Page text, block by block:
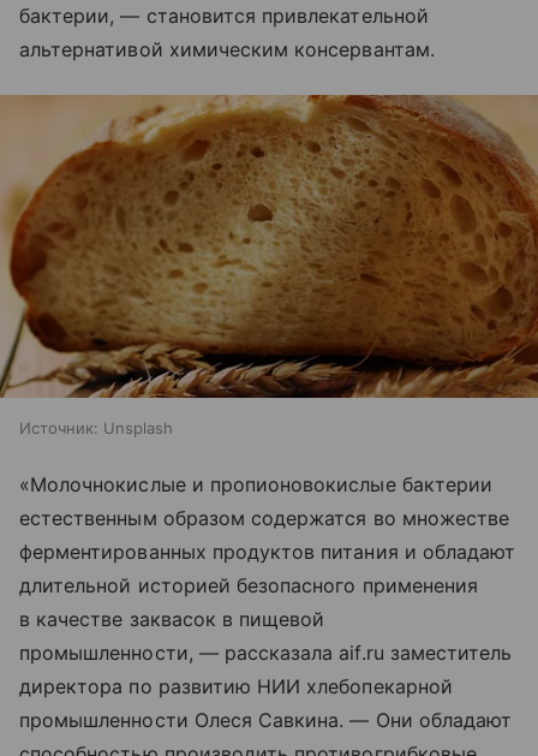
бактерии, — становится привлекательной
альтернативой химическим консервантам.
Источник: Unsplash
«Молочнокислые и пропионовокислые бактерии
естественным образом содержатся во множестве
ферментированных продуктов питания и обладают
длительной историей безопасного применения
в качестве заквасок в пищевой
промышленности, — рассказала aif.ru заместитель
директора по развитию НИИ хлебопекарной
промышленности Олеся Савкина. — Они обладают